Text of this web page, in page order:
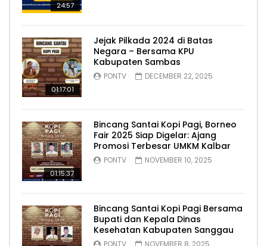
24:57
01:17:01
Jejak Pilkada 2024 di Batas
Negara – Bersama KPU
Kabupaten Sambas
PONTV DECEMBER 22, 2025
01:15:37
Bincang Santai Kopi Pagi, Borneo
Fair 2025 Siap Digelar: Ajang
Promosi Terbesar UMKM Kalbar
PONTV NOVEMBER 10, 2025
Bincang Santai Kopi Pagi Bersama
Bupati dan Kepala Dinas
Kesehatan Kabupaten Sanggau